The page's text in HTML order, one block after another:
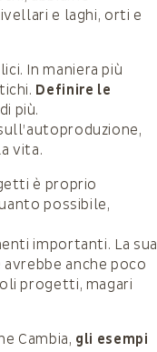
e laghi, orti e
In maniera più
Definire le
più.
vita.
è proprio
possibile,
importanti. La sua
anche poco
progetti, magari
Cambia, gli esempi